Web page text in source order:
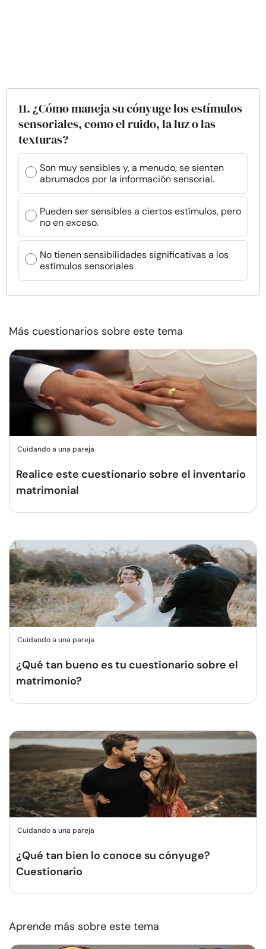
11. ¿Cómo maneja su cónyuge los estímulos
sensoriales, como el ruido, la luz o las
texturas?
Son muy sensibles y, a menudo, se sienten
abrumados por la información sensorial.
Pueden ser sensibles a ciertos estímulos, pero
no en exceso.
No tienen sensibilidades significativas a los
estímulos sensoriales
Más cuestionarios sobre este tema
Cuidando a una pareja
Realice este cuestionario sobre el inventario
matrimonial
Cuidando a una pareja
¿Qué tan bueno es tu cuestionario sobre el
matrimonio?
Cuidando a una pareja
¿Qué tan bien lo conoce su cónyuge?
Cuestionario
Aprende más sobre este tema